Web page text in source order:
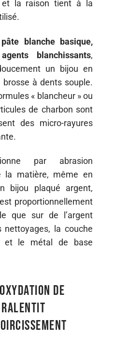
et la raison tient à la
blanche basique,
blanchissants,
un bijou en
à dents souple.
« blancheur » ou
de charbon sont
des micro-rayures
par abrasion
la matière, même en
bijou plaqué argent,
proportionnellement
que sur de l’argent
nettoyages, la couche
et le métal de base
de
ralentit